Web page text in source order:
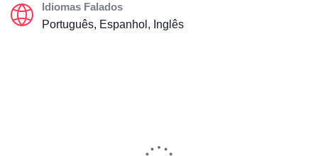
Idiomas Falados
Português, Espanhol, Inglês